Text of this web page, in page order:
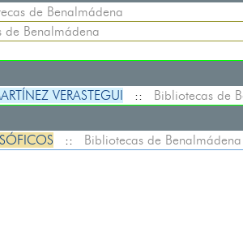
de Benalmádena
de Benalmádena
VERASTEGUI :: Bibliotecas de
:: Bibliotecas de Benalmádena